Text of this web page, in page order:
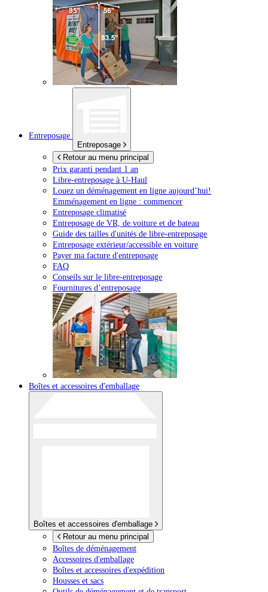
Entreposage
Entreposage
Retour au menu principal
Prix garanti pendant 1 an
Libre-entreposage à U-Haul
Louez un déménagement en ligne aujourd’hui!
Emménagement en ligne : commencer
Entreposage climatisé
Entreposage de VR, de voiture et de bateau
Guide des tailles d'unités de libre-entreposage
Entreposage extérieur/accessible en voiture
Payer ma facture d'entreposage
FAQ
Conseils sur le libre-entreposage
Fournitures d’entreposage
Boîtes et accessoires d'emballage
Boîtes et accessoires d'emballage
Retour au menu principal
Boîtes de déménagement
Accessoires d'emballage
Boîtes et accessoires d'expédition
Housses et sacs